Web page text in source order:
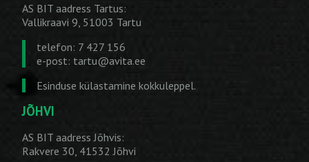
AS BIT aadress Tartus:
Vallikraavi 9, 51003 Tartu
telefon: 7 427 156
e-post: tartu@avita.ee
Esinduse külastamine kokkuleppel.
JÕHVI
AS BIT aadress Jõhvis:
Rakvere 30, 41532 Jõhvi